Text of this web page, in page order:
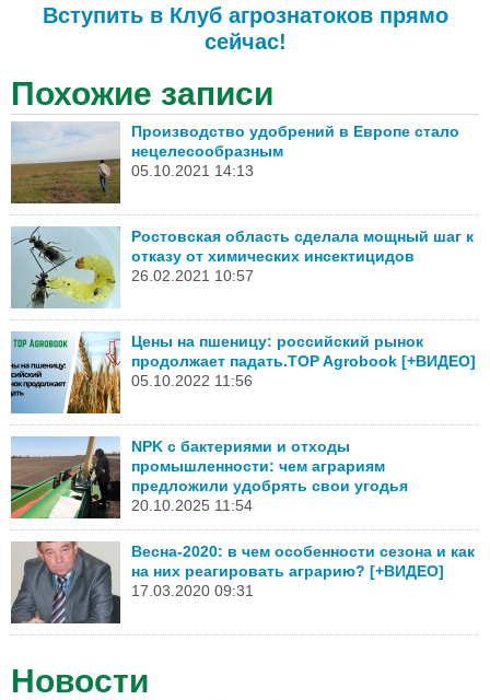
Вступить в Клуб агрознатоков прямо
сейчас!
Похожие записи
Производство удобрений в Европе стало
нецелесообразным
05.10.2021 14:13
Ростовская область сделала мощный шаг к
отказу от химических инсектицидов
26.02.2021 10:57
Цены на пшеницу: российский рынок
продолжает падать.TOP Agrobook [+ВИДЕО]
05.10.2022 11:56
NPK с бактериями и отходы
промышленности: чем аграриям
предложили удобрять свои угодья
20.10.2025 11:54
Весна-2020: в чем особенности сезона и как
на них реагировать аграрию? [+ВИДЕО]
17.03.2020 09:31
Новости